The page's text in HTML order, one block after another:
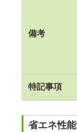
備考
特記事項
省エネ性能